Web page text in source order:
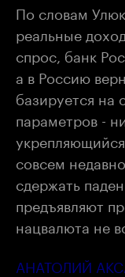
По словам
реальные
спрос, банк
а в Россию
базируется на
параметров -
совсем
сдержать
предъявляют
нацвалюта не
АНАТОЛИЙ